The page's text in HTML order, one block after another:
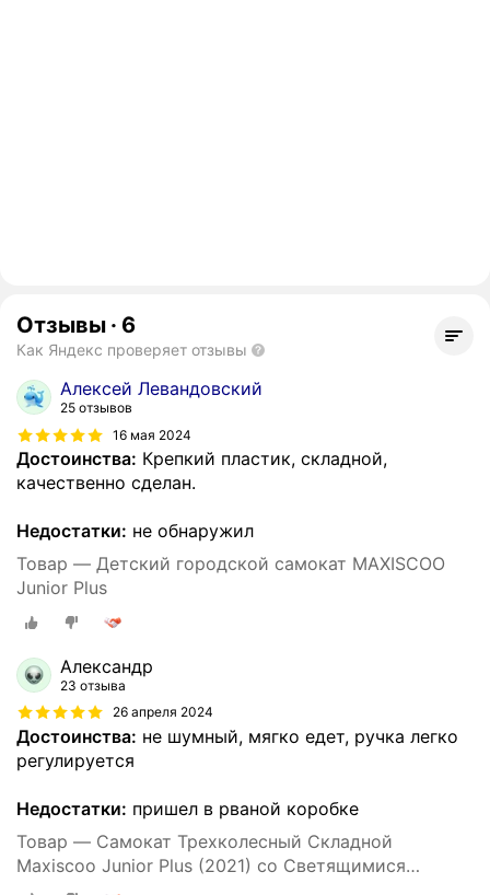
Отзывы · 6
Как Яндекс проверяет отзывы
Алексей Левандовский
25 отзывов
16 мая 2024
Достоинства: Крепкий пластик, складной,
качественно сделан.
Недостатки: не обнаружил
Товар — Детский городской самокат MAXISCOO
Junior Plus
Александр
23 отзыва
26 апреля 2024
Достоинства: не шумный, мягко едет, ручка легко
регулируется
Недостатки: пришел в рваной коробке
Товар — Самокат Трехколесный Складной
Maxiscoo Junior Plus (2021) со Светящимися
Колесами, Розовый